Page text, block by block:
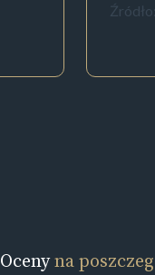
Źródło:
Ocenyna